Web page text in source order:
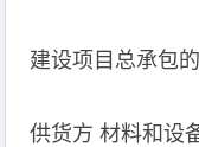
建设项目总承包
供货方 材料和设